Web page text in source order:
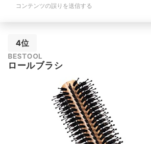
コンテンツの誤りを送信する
4位
BESTOOL
ロールブラシ